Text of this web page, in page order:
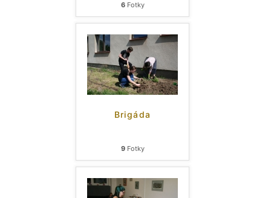
6Fotky
Brigáda
9Fotky